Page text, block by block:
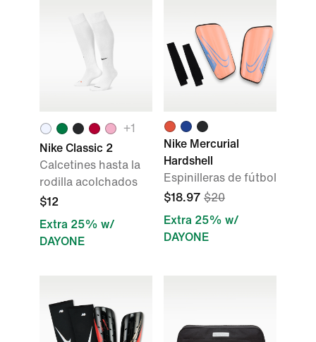
+1
Nike Classic 2
Calcetines hasta la
rodilla acolchados
$12
Extra 25% w/
DAYONE
Nike Mercurial
Hardshell
Espinilleras de fútbol
$18.97 $20
Extra 25% w/
DAYONE